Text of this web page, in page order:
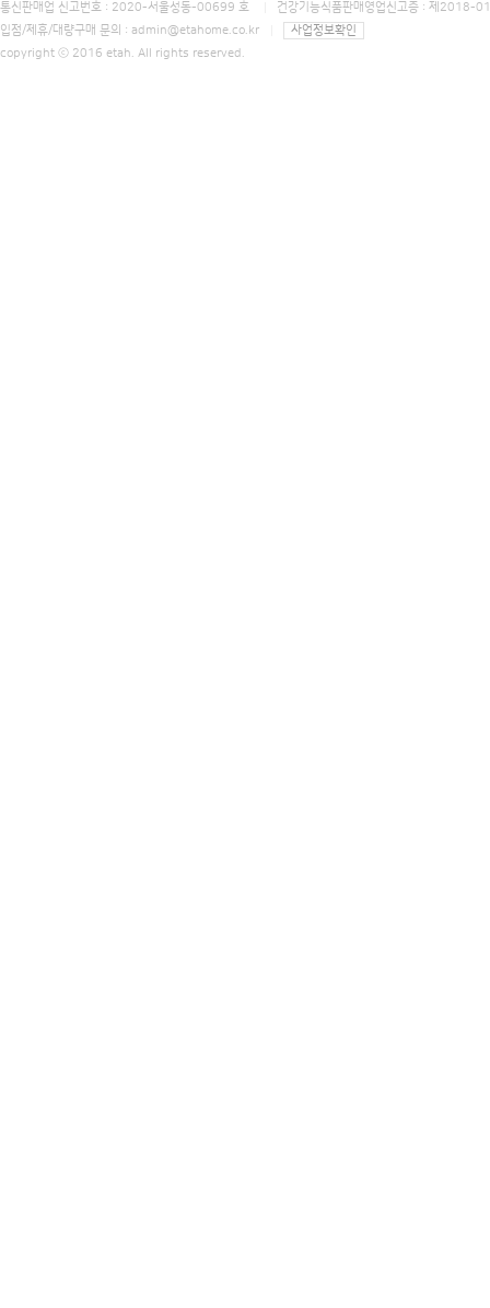
통신판매업 신고번호 : 2020-서울성동-00699 호
건강기능식품판매영업신고증 : 제2018-
입점/제휴/대량구매 문의 : admin@etahome.co.kr
사업정보확인
copyright ⓒ 2016 etah. All rights reserved.